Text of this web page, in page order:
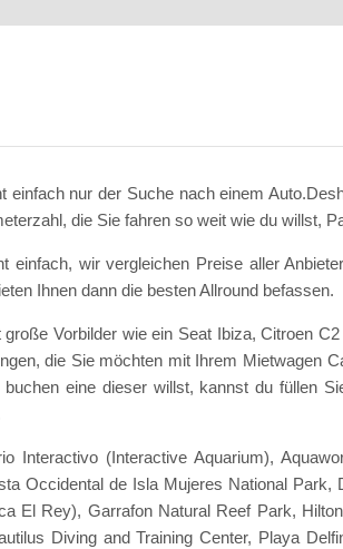
nur der Suche nach einem
die Sie fahren so weit wie du willst,
einfach, wir vergleichen Preise aller
Ihnen dann die besten Allround befassen.
Vorbilder wie ein Seat Ibiza, Citroen
die Sie möchten mit Ihrem Mietwagen
eine dieser willst, kannst du füllen
Interactivo (Interactive Aquarium),
Occidental de Isla Mujeres National
El Rey), Garrafon Natural Reef Park,
Diving and Training Center, Playa